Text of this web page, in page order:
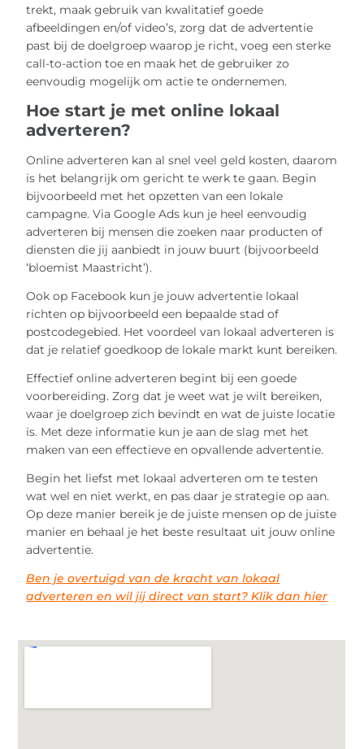
trekt, maak gebruik van kwalitatief goede
afbeeldingen en/of video’s, zorg dat de advertentie
past bij de doelgroep waarop je richt, voeg een sterke
call-to-action toe en maak het de gebruiker zo
eenvoudig mogelijk om actie te ondernemen.
Hoe start je met online lokaal
adverteren?
Online adverteren kan al snel veel geld kosten, daarom
is het belangrijk om gericht te werk te gaan. Begin
bijvoorbeeld met het opzetten van een lokale
campagne. Via Google Ads kun je heel eenvoudig
adverteren bij mensen die zoeken naar producten of
diensten die jij aanbiedt in jouw buurt (bijvoorbeeld
‘bloemist Maastricht’).
Ook op Facebook kun je jouw advertentie lokaal
richten op bijvoorbeeld een bepaalde stad of
postcodegebied. Het voordeel van lokaal adverteren is
dat je relatief goedkoop de lokale markt kunt bereiken.
Effectief online adverteren begint bij een goede
voorbereiding. Zorg dat je weet wat je wilt bereiken,
waar je doelgroep zich bevindt en wat de juiste locatie
is. Met deze informatie kun je aan de slag met het
maken van een effectieve en opvallende advertentie.
Begin het liefst met lokaal adverteren om te testen
wat wel en niet werkt, en pas daar je strategie op aan.
Op deze manier bereik je de juiste mensen op de juiste
manier en behaal je het beste resultaat uit jouw online
advertentie.
Ben je overtuigd van de kracht van lokaal
adverteren en wil jij direct van start? Klik dan hier